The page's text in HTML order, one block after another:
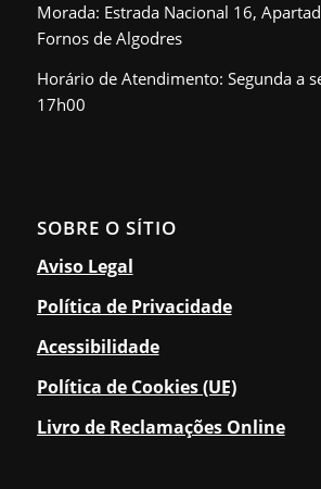
Morada: Estrada Nacional 16,
Fornos de Algodres
Horário de Atendimento: Segunda a
17h00
SOBRE O SÍTIO
Aviso Legal
Política de Privacidade
Acessibilidade
Política de Cookies (UE)
Livro de Reclamações Online